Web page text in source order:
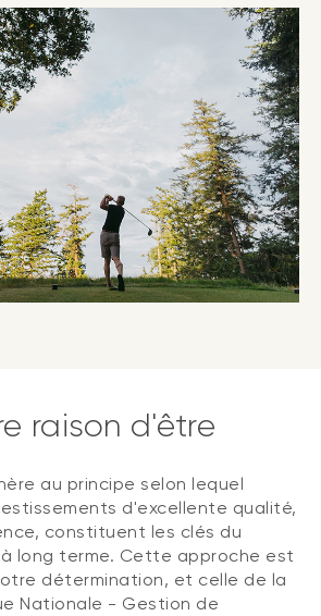
raison d'être
au principe selon lequel
d'excellente qualité,
constituent les clés du
long terme. Cette approche est
détermination, et celle de la
Nationale - Gestion de